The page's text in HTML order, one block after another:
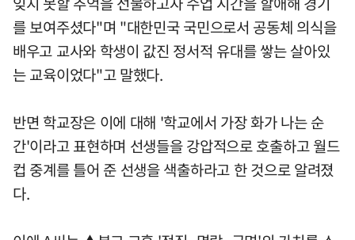
를 보여주셨다"며 "대한민국 국민으로서 공동체 의식을
배우고 교사와 학생이 값진 정서적 유대를 쌓는 살아있
는 교육이었다"고 말했다.
반면 학교장은 이에 대해 '학교에서 가장 화가 나는 순
간'이라고 표현하며 선생들을 강압적으로 호출하고 월드
컵 중계를 틀어 준 선생을 색출하라고 한 것으로 알려졌
다.